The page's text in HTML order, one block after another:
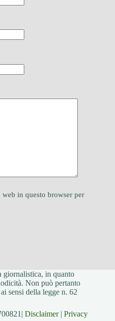
in questo browser per
giornalistica, in quanto
Non può pertanto
sensi della legge n. 62
Disclaimer| Privacy